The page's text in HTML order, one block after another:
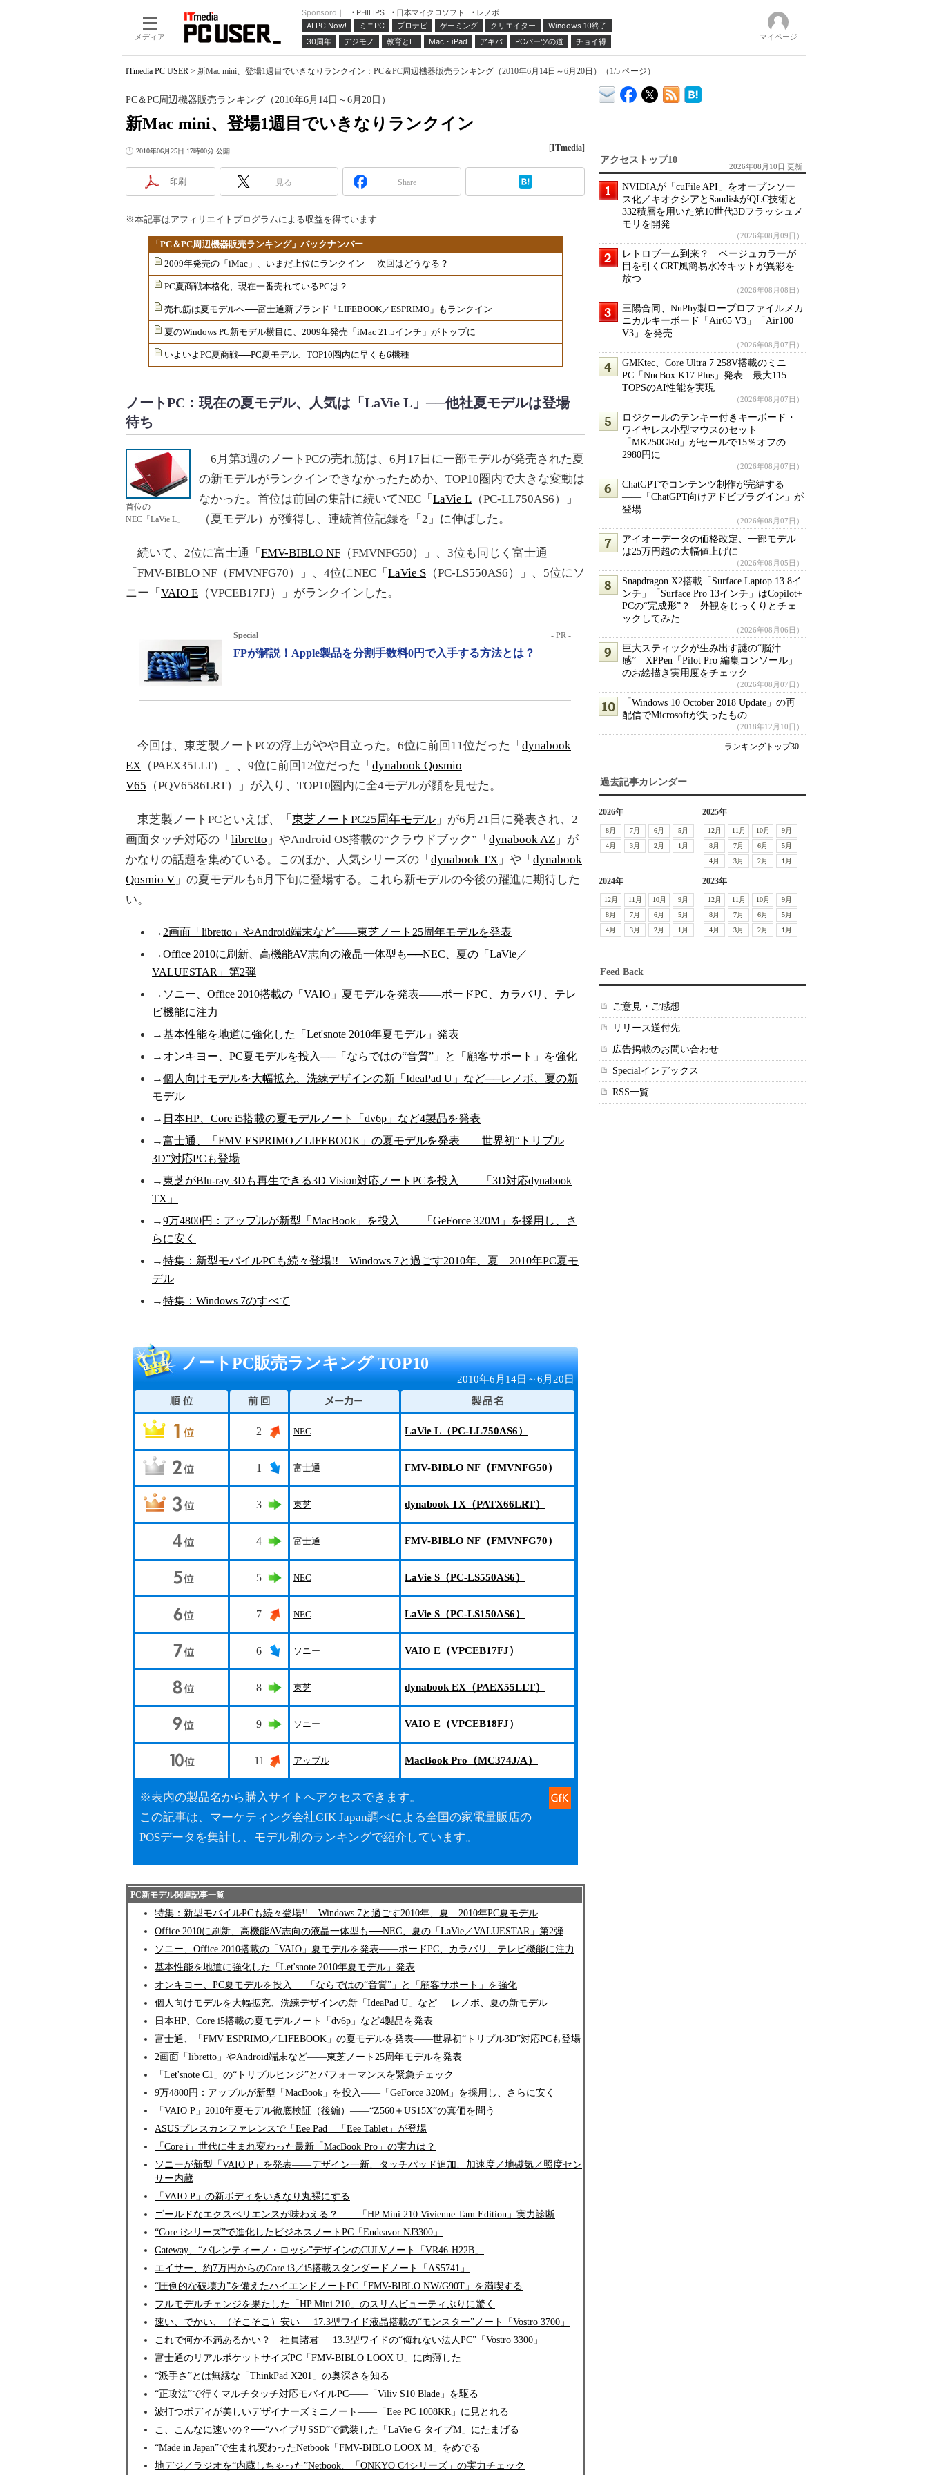
メディア
Sponsord｜ PHILIPS 日本マイクロソフト
レノボ
AI PC Now!
ミニPC プロナビ ゲーミング クリエイター
Windows 10終了
30周年
デジモノ 教育とIT Mac・iPad アキバ PCパーツの道 チョイ得 マイページ
ITmedia PC USER > 新Mac mini、登場1週目でいきなりランクイン：PC＆PC周辺機器販売ランキング（2010年6月14日～6月20日）（1/5 ページ）
新Mac mini、登場1週目でいきなりランクイン
PC＆PC周辺機器販売ランキング（2010年6月14日～6月20日）
2010年06月25日 17時00分 公開 [ITmedia]
印刷 見る Share
※本記事はアフィリエイトプログラムによる収益を得ています
「PC＆PC周辺機器販売ランキング」バックナンバー
2009年発売の「iMac」、いまだ上位にランクイン──次回はどうなる？
PC夏商戦本格化、現在一番売れているPCは？
売れ筋は夏モデルへ──富士通新ブランド「LIFEBOOK／ESPRIMO」もランクイン
夏のWindows PC新モデル横目に、2009年発売「iMac 21.5インチ」がトップに
いよいよPC夏商戦──PC夏モデル、TOP10圏内に早くも6機種
ノートPC：現在の夏モデル、人気は「LaVie L」──他社夏モデルは登場
待ち
首位の
NEC「LaVie L」
6月第3週のノートPCの売れ筋は、6月17日に一部モデルが発売された夏
の新モデルがランクインできなかったためか、TOP10圏内で大きな変動は
なかった。首位は前回の集計に続いてNEC「 LaVie L （PC-LL750AS6）」
（夏モデル）が獲得し、連続首位記録を「2」に伸ばした。
続いて、2位に富士通「 FMV-BIBLO NF （FMVNFG50）」、3位も同じく富士通
「FMV-BIBLO NF（FMVNFG70）」、4位にNEC「 LaVie S （PC-LS550AS6）」、5位にソ
ニー「 VAIO E （VPCEB17FJ）」がランクインした。
Special - PR -
FPが解説！Apple製品を分割手数料0円で入手する方法とは？
今回は、東芝製ノートPCの浮上がやや目立った。6位に前回11位だった「 dynabook
EX （PAEX35LLT）」、9位に前回12位だった「 dynabook Qosmio
V65 （PQV6586LRT）」が入り、TOP10圏内に全4モデルが顔を見せた。
東芝製ノートPCといえば、「 東芝ノートPC25周年モデル 」が6月21日に発表され、2
画面タッチ対応の「 libretto 」やAndroid OS搭載の“クラウドブック”「 dynabook AZ 」が
かなりの話題を集めている。このほか、人気シリーズの「 dynabook TX 」や「 dynabook
Qosmio V 」の夏モデルも6月下旬に登場する。これら新モデルの今後の躍進に期待した
い。
→ 2画面「libretto」やAndroid端末など――東芝ノート25周年モデルを発表
→Office 2010に刷新、高機能AV志向の液晶一体型も──NEC、夏の「LaVie／
VALUESTAR」第2弾
→ ソニー、Office 2010搭載の「VAIO」夏モデルを発表――ボードPC、カラバリ、テレ
ビ機能に注力
→基本性能を地道に強化した「Let'snote 2010年夏モデル」発表
→ オンキヨー、PC夏モデルを投入──「ならではの“音質”」と「顧客サポート」を強化
→個人向けモデルを大幅拡充、洗練デザインの新「IdeaPad U」など──レノボ、夏の新
モデル
→ 日本HP、Core i5搭載の夏モデルノート「dv6p」など4製品を発表
→富士通、「FMV ESPRIMO／LIFEBOOK」の夏モデルを発表――世界初“トリプル
3D”対応PCも登場
→東芝がBlu-ray 3Dも再生できる3D Vision対応ノートPCを投入――「3D対応dynabook
TX」
→9万4800円：アップルが新型「MacBook」を投入――「GeForce 320M」を採用し、さ
らに安く
→特集：新型モバイルPCも続々登場!! Windows 7と過ごす2010年、夏 2010年PC夏モ
デル
→特集：Windows 7のすべて
ノートPC販売ランキング TOP10
2010年6月14日～6月20日
2 NEC LaVie L（PC-LL750AS6）
1 富士通 FMV-BIBLO NF（FMVNFG50）
3 東芝 dynabook TX（PATX66LRT）
4 富士通 FMV-BIBLO NF（FMVNFG70）
5 NEC LaVie S（PC-LS550AS6）
7 NEC LaVie S（PC-LS150AS6）
6 ソニー VAIO E（VPCEB17FJ）
8 東芝 dynabook EX（PAEX55LLT）
9 ソニー VAIO E（VPCEB18FJ）
11 アップル MacBook Pro（MC374J/A）
※表内の製品名から購入サイトへアクセスできます。
この記事は、マーケティング会社GfK Japan調べによる全国の家電量販店の
POSデータを集計し、モデル別のランキングで紹介しています。
PC新モデル関連記事一覧
特集：新型モバイルPCも続々登場!! Windows 7と過ごす2010年、夏 2010年PC夏モデル
Office 2010に刷新、高機能AV志向の液晶一体型も──NEC、夏の「LaVie／VALUESTAR」第2弾
ソニー、Office 2010搭載の「VAIO」夏モデルを発表――ボードPC、カラバリ、テレビ機能に注力
基本性能を地道に強化した「Let'snote 2010年夏モデル」発表
オンキヨー、PC夏モデルを投入──「ならではの“音質”」と「顧客サポート」を強化
個人向けモデルを大幅拡充、洗練デザインの新「IdeaPad U」など──レノボ、夏の新モデル
日本HP、Core i5搭載の夏モデルノート「dv6p」など4製品を発表
富士通、「FMV ESPRIMO／LIFEBOOK」の夏モデルを発表――世界初“トリプル3D”対応PCも登場
2画面「libretto」やAndroid端末など――東芝ノート25周年モデルを発表
「Let'snote C1」の“トリプルヒンジ”とパフォーマンスを緊急チェック
9万4800円：アップルが新型「MacBook」を投入――「GeForce 320M」を採用し、さらに安く
「VAIO P」2010年夏モデル徹底検証（後編）――“Z560＋US15X”の真価を問う
ASUSプレスカンファレンスで「Eee Pad」「Eee Tablet」が登場
「Core i」世代に生まれ変わった最新「MacBook Pro」の実力は？
ソニーが新型「VAIO P」を発表――デザイン一新、タッチパッド追加、加速度／地磁気／照度セン
サー内蔵
「VAIO P」の新ボディをいきなり丸裸にする
ゴールドなエクスペリエンスが味わえる？――「HP Mini 210 Vivienne Tam Edition」実力診断
“Core iシリーズ”で進化したビジネスノートPC「Endeavor NJ3300」
Gateway、“バレンティーノ・ロッシ”デザインのCULVノート「VR46-H22B」
エイサー、約7万円からのCore i3／i5搭載スタンダードノート「AS5741」
“圧倒的な破壊力”を備えたハイエンドノートPC「FMV-BIBLO NW/G90T」を満喫する
フルモデルチェンジを果たした「HP Mini 210」のスリムビューティぶりに驚く
速い、でかい、（そこそこ）安い──17.3型ワイド液晶搭載の“モンスター”ノート「Vostro 3700」
これで何か不満あるかい？ 社員諸君──13.3型ワイドの“侮れない法人PC”「Vostro 3300」
富士通のリアルポケットサイズPC「FMV-BIBLO LOOX U」に肉薄した
“派手さ”とは無縁な「ThinkPad X201」の奥深さを知る
“正攻法”で行くマルチタッチ対応モバイルPC――「Viliv S10 Blade」を駆る
波打つボディが美しいデザイナーズミニノート――「Eee PC 1008KR」に見とれる
こ、こんなに速いの？──“ハイブリSSD”で武装した「LaVie G タイプM」にたまげる
“Made in Japan”で生まれ変わったNetbook「FMV-BIBLO LOOX M」をめでる
地デジ／ラジオを“内蔵しちゃった”Netbook、「ONKYO C4シリーズ」の実力チェック
アクセストップ10
2026年08月10日 更新
NVIDIAが「cuFile API」をオープンソー
ス化／キオクシアとSandiskがQLC技術と
332積層を用いた第10世代3Dフラッシュメ
モリを開発
（2026年08月09日）
レトロブーム到来？ ベージュカラーが
目を引くCRT風簡易水冷キットが異彩を
放つ
（2026年08月08日）
三陽合同、NuPhy製ロープロファイルメカ
ニカルキーボード「Air65 V3」「Air100
V3」を発売
（2026年08月07日）
GMKtec、Core Ultra 7 258V搭載のミニ
PC「NucBox K17 Plus」発表 最大115
TOPSのAI性能を実現
（2026年08月07日）
ロジクールのテンキー付きキーボード・
ワイヤレス小型マウスのセット
「MK250GRd」がセールで15％オフの
2980円に
（2026年08月07日）
ChatGPTでコンテンツ制作が完結する
――「ChatGPT向けアドビプラグイン」が
登場
（2026年08月07日）
アイオーデータの価格改定、一部モデル
は25万円超の大幅値上げに
（2026年08月05日）
Snapdragon X2搭載「Surface Laptop 13.8イ
ンチ」「Surface Pro 13インチ」はCopilot+
PCの“完成形”？ 外観をじっくりとチェ
ックしてみた
（2026年08月06日）
巨大スティックが生み出す謎の“脳汁
感” XPPen「Pilot Pro 編集コンソール」
のお絵描き実用度をチェック
（2026年08月07日）
「Windows 10 October 2018 Update」の再
配信でMicrosoftが失ったもの
（2018年12月10日）
ランキングトップ30
過去記事カレンダー
2026年
8月 7月 6月
5月
4月
3月 2月 1月
2025年
12月 11月 10月
9月
8月
7月 6月
5月
4月
3月 2月 1月
2024年
12月 11月 10月
9月
8月
7月 6月
5月
4月
3月 2月 1月
2023年
12月 11月 10月
9月
8月
7月 6月
5月
4月
3月 2月 1月
Feed Back
ご意見・ご感想
リリース送付先
広告掲載のお問い合わせ
Specialインデックス
RSS一覧